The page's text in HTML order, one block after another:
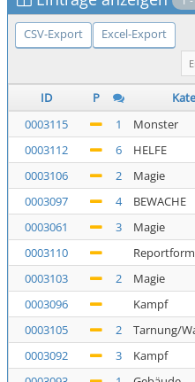
CSV-Export Excel-Export
ID P
0003115
1 Monster
0003112
6 HELFE
0003106
2 Magie
0003097
4 BEWACHE
0003061
3 Magie
0003110
0003103
2 Magie
0003096
Kampf
0003105
2 Tarnung/
0003092
3 Kampf